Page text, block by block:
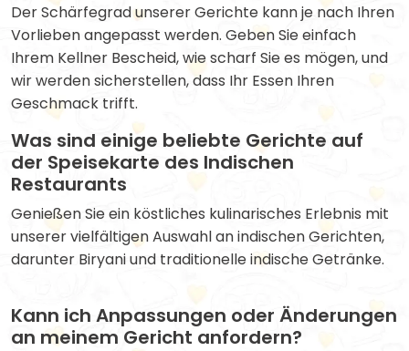
Der Schärfegrad unserer Gerichte kann je nach Ihren
Vorlieben angepasst werden. Geben Sie einfach
Ihrem Kellner Bescheid, wie scharf Sie es mögen, und
wir werden sicherstellen, dass Ihr Essen Ihren
Geschmack trifft.
Was sind einige beliebte Gerichte auf
der Speisekarte des Indischen
Restaurants
Genießen Sie ein köstliches kulinarisches Erlebnis mit
unserer vielfältigen Auswahl an indischen Gerichten,
darunter Biryani und traditionelle indische Getränke.
Kann ich Anpassungen oder Änderungen
an meinem Gericht anfordern?